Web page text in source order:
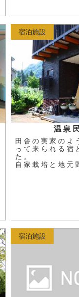
温泉
田舎の実家のよ
って来られる宿
た。
自家栽培と地元
宿泊施設
宿泊施設